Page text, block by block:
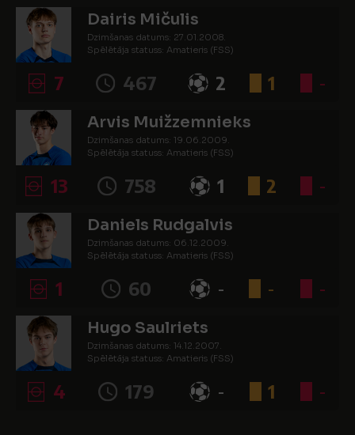
Dairis Mičulis
Dzimšanas datums: 27.01.2008.
Spēlētāja statuss: Amatieris (FSS)
7 467 2 1 -
Arvis Muižzemnieks
Dzimšanas datums: 19.06.2009.
Spēlētāja statuss: Amatieris (FSS)
13 758 1 2 -
Daniels Rudgalvis
Dzimšanas datums: 06.12.2009.
Spēlētāja statuss: Amatieris (FSS)
1 60 - - -
Hugo Saulriets
Dzimšanas datums: 14.12.2007.
Spēlētāja statuss: Amatieris (FSS)
4 179 - 1 -